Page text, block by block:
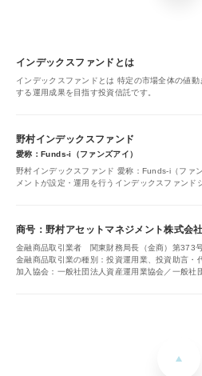
インデックスファンドとは
インデックスファンドとは 特定の市場全体の値
する運用成果を目指す投資信託です。
野村インデックスファンド
愛称：Funds-i（ファンズアイ）
野村インデックスファンド 愛称：Funds-i（ファ
メントが設定・運用を行うインデックスファンド
商号：野村アセットマネジメント株式会社
金融商品取引業者 関東財務局長（金商）第373
金融商品取引業の種別：投資運用業、投資助言・
加入協会：一般社団法人資産運用業協会／一般社